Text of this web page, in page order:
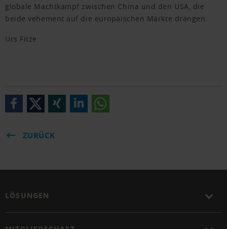
globale Machtkampf zwischen China und den USA, die
beide vehement auf die europäischen Märkte drängen.
Urs Fitze
ZURÜCK
LÖSUNGEN